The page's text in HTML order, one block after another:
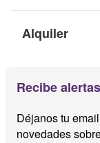
Alquiler
Recibe
Déjanos tu
novedades